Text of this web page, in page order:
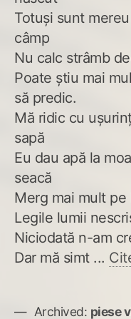
Totuși sunt
câmp
Nu calc strâmb
Poate știu mai
să predic.
Mă ridic cu
sapă
Eu dau apă la
seacă
Merg mai mult
Legile lumii
Niciodată n-am
Dar mă simt ...
Archived: piese